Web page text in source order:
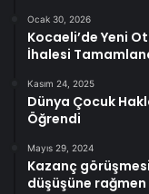
Ocak 30, 2026
Kocaeli’de Yeni
İhalesi
Kasım 24, 2025
Dünya Çocuk
Öğrendi
Mayıs 29, 2024
Kazanç
düşüşüne